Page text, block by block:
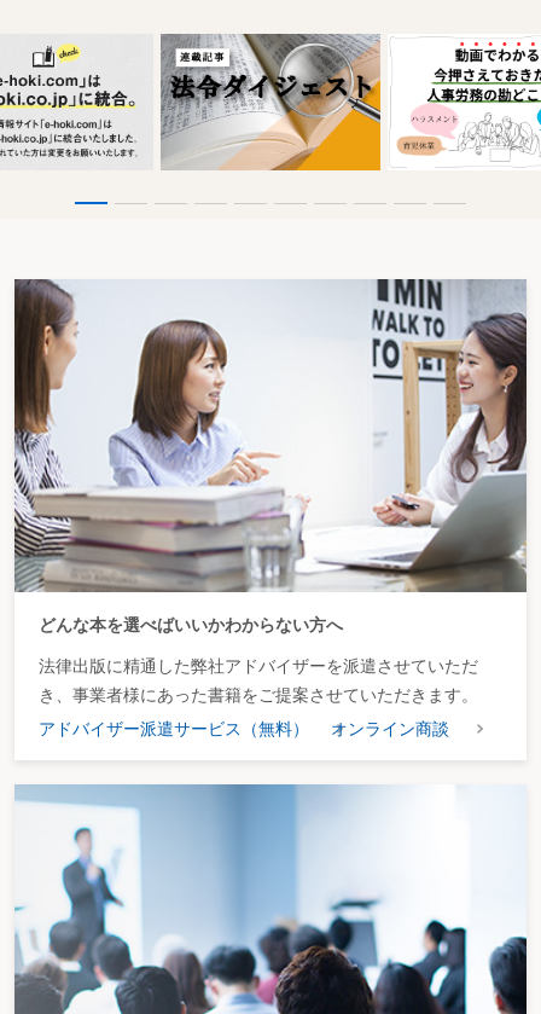
どんな本を選べばいいかわからない方へ
法律出版に精通した弊社アドバイザーを派遣させていただ
き、事業者様にあった書籍をご提案させていただきます。
アドバイザー派遣サービス（無料）
オンライン商談